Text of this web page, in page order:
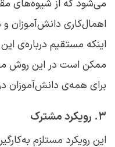
می‌شود که از شیوه‌های
اهمال‌کاری دانش‌آموزان
اینکه مستقیم درباره‌ی
ممکن است در این روش
برای همه‌ی دانش‌آموزان
۳. رویکرد مشترک
این رویکرد مستلزم